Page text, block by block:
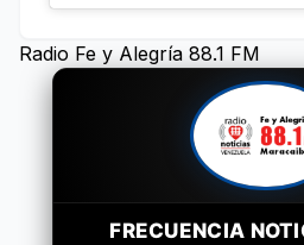
Radio Fe y Alegría 88.1 FM
FRECUENCIA